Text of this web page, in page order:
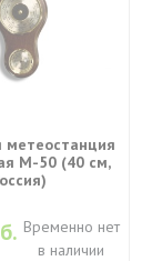
метеостанция
М-50 (40 см,
Временно нет
в наличии